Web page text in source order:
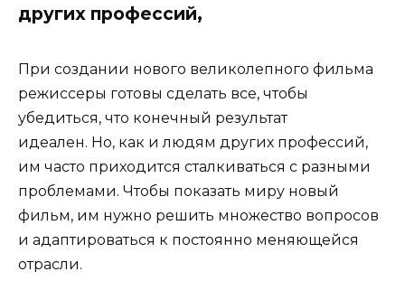
других профессий,
При создании нового великолепного фильма
режиссеры готовы сделать все, чтобы
убедиться, что конечный результат
идеален. Но, как и людям других профессий,
им часто приходится сталкиваться с разными
проблемами. Чтобы показать миру новый
фильм, им нужно решить множество вопросов
и адаптироваться к постоянно меняющейся
отрасли.